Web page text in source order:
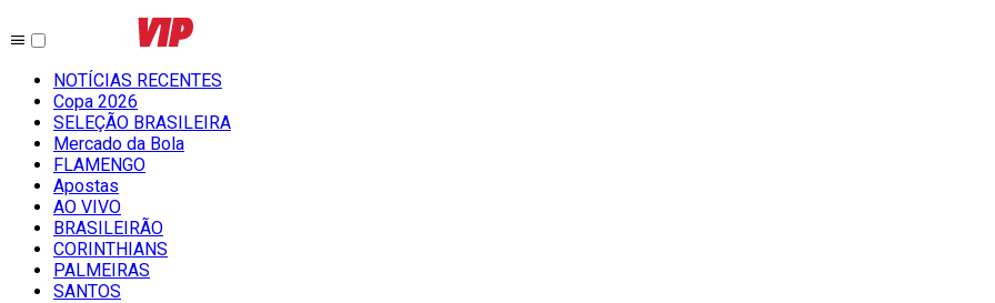
NOTÍCIAS RECENTES
Copa 2026
SELEÇÃO BRASILEIRA
Mercado da Bola
FLAMENGO
Apostas
AO VIVO
BRASILEIRÃO
CORINTHIANS
PALMEIRAS
SANTOS